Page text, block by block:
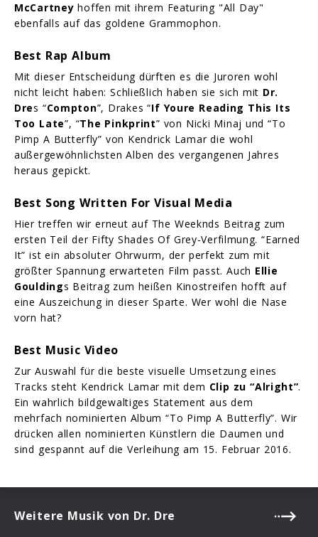
McCartney hoffen mit ihrem Featuring "All Day"
ebenfalls auf das goldene Grammophon.
Best Rap Album
Mit dieser Entscheidung dürften es die Juroren wohl
nicht leicht haben: Schließlich haben sie sich mit Dr.
Dres “Compton”, Drakes “If Youre Reading This Its
Too Late”, “The Pinkprint” von Nicki Minaj und “To
Pimp A Butterfly” von Kendrick Lamar die wohl
außergewöhnlichsten Alben des vergangenen Jahres
heraus gepickt.
Best Song Written For Visual Media
Hier treffen wir erneut auf The Weeknds Beitrag zum
ersten Teil der Fifty Shades Of Grey-Verfilmung. “Earned
It” ist ein absoluter Ohrwurm, der perfekt zum mit
größter Spannung erwarteten Film passt. Auch Ellie
Gouldings Beitrag zum heißen Kinostreifen hofft auf
eine Auszeichung in dieser Sparte. Wer wohl die Nase
vorn hat?
Best Music Video
Zur Auswahl für die beste visuelle Umsetzung eines
Tracks steht Kendrick Lamar mit dem Clip zu “Alright”.
Ein wahrlich bildgewaltiges Statement aus dem
mehrfach nominierten Album “To Pimp A Butterfly”. Wir
drücken allen nominierten Künstlern die Daumen und
sind gespannt auf die Verleihung am 15. Februar 2016.
Weitere Musik von Dr. Dre